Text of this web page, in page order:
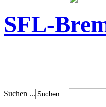
SFL-
Suchen ...